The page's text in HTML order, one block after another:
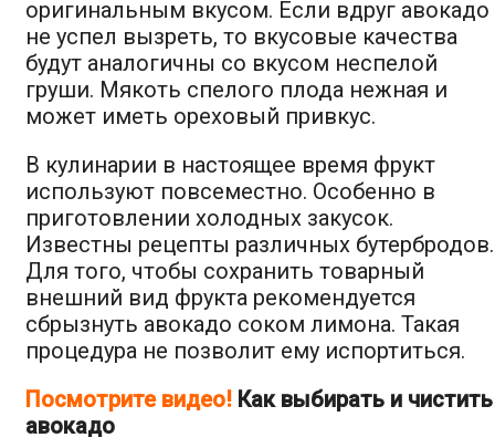
оригинальным вкусом. Если вдруг авокадо
не успел вызреть, то вкусовые качества
будут аналогичны со вкусом неспелой
груши. Мякоть спелого плода нежная и
может иметь ореховый привкус.
В кулинарии в настоящее время фрукт
используют повсеместно. Особенно в
приготовлении холодных закусок.
Известны рецепты различных бутербродов.
Для того, чтобы сохранить товарный
внешний вид фрукта рекомендуется
сбрызнуть авокадо соком лимона. Такая
процедура не позволит ему испортиться.
Посмотрите видео! Как выбирать и чистить
авокадо